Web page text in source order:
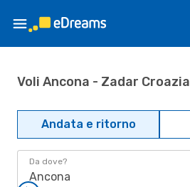
Voli Ancona - Zadar Croazia
Andata e ritorno
Da dove?
Ancona